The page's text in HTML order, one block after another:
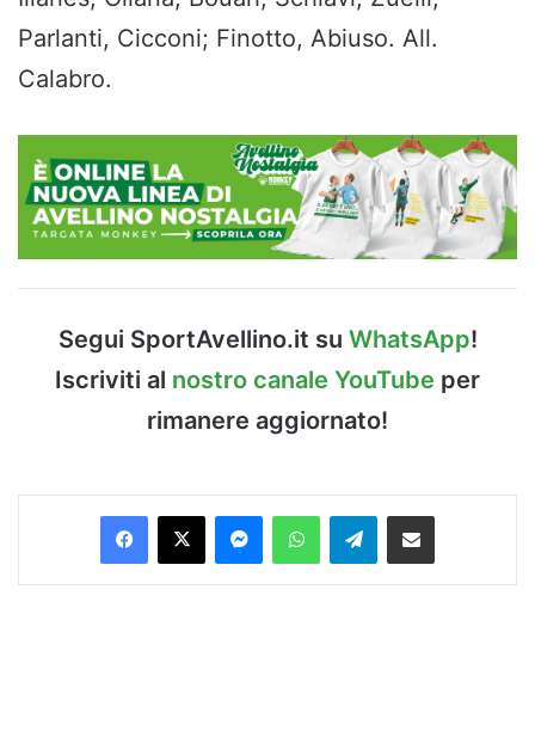
Parlanti, Cicconi; Finotto, Abiuso. All.
Calabro.
Segui SportAvellino.it su WhatsApp!
Iscriviti al nostro canale YouTube per
rimanere aggiornato!
Facebook
X MessengerWhatsAppTelegramCondividi via Email